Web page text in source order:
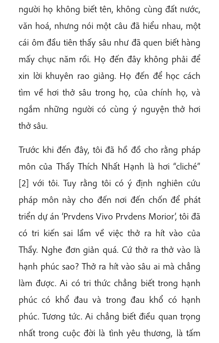
người họ không biết tên, không cùng đất nước,
văn hoá, nhưng nói một câu đã hiểu nhau, một
cái ôm đầu tiên thấy sâu như đã quen biết hàng
mấy chục năm rồi. Họ đến đây không phải để
xin lời khuyên rao giảng. Họ đến để học cách
tìm về hơi thở sâu trong họ, của chính họ, và
ngắm những người có cùng ý nguyện thở hơi
thở sâu.
Trước khi đến đây, tôi đã hồ đồ cho rằng pháp
môn của Thầy Thích Nhất Hạnh là hơi “cliché”
[2] với tôi. Tuy rằng tôi có ý định nghiên cứu
pháp môn này cho đến nơi đến chốn để phát
triển dự án ‘Prvdens Vivo Prvdens Morior’, tôi đã
có tri kiến sai lầm về việc thở ra hít vào của
Thầy. Nghe đơn giản quá. Cứ thở ra thở vào là
hạnh phúc sao? Thở ra hít vào sâu ai mà chẳng
làm được. Ai có tri thức chẳng biết trong hạnh
phúc có khổ đau và trong đau khổ có hạnh
phúc. Tương tức. Ai chẳng biết điều quan trọng
nhất trong cuộc đời là tình yêu thương, là tấm